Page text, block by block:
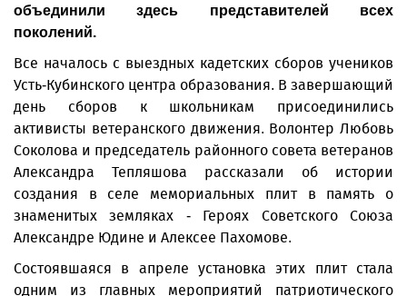
объединили здесь представителей всех
поколений.
Все началось с выездных кадетских сборов учеников
Усть-Кубинского центра образования. В завершающий
день сборов к школьникам присоединились
активисты ветеранского движения. Волонтер Любовь
Соколова и председатель районного совета ветеранов
Александра Тепляшова рассказали об истории
создания в селе мемориальных плит в память о
знаменитых земляках - Героях Советского Союза
Александ­ре Юдине и Алексее Пахомове.
Состоявшаяся в апреле установка этих плит стала
одним из главных мероприятий патриотического